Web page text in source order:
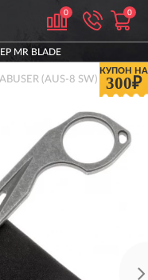
0 0
MR BLADE
КУПОН НА
300₽
(AUS-8 SW)